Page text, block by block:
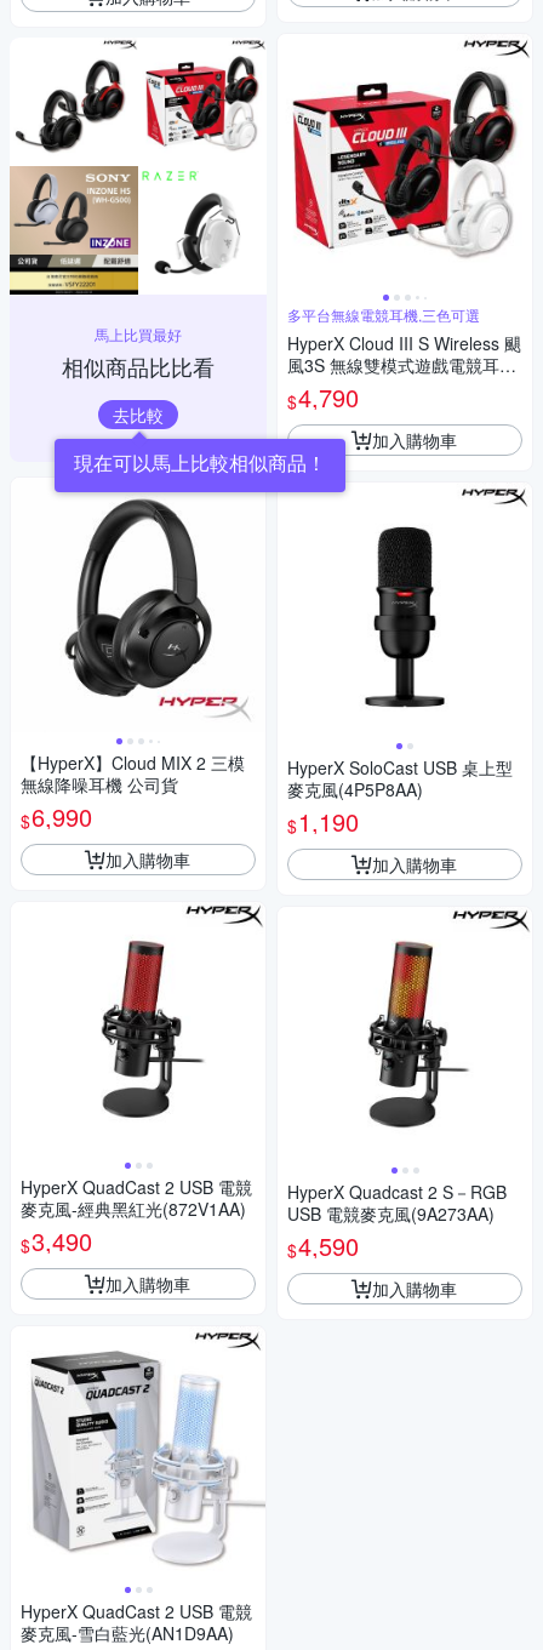
馬上比買最好
相似商品比比看
去比較
現在可以馬上比較相似商品！
【HyperX】Cloud MIX 2 三模
無線降噪耳機 公司貨
$6,990
加入購物車
HyperX QuadCast 2 USB 電競
麥克風-經典黑紅光(872V1AA)
$3,490
加入購物車
HyperX QuadCast 2 USB 電競
麥克風-雪白藍光(AN1D9AA)
多平台無線電競耳機,三色可選
HyperX Cloud III S Wireless 颶
風3S 無線雙模式遊戲電競耳機
(黑/黑紅/白)(加碼送文創墨水貓
小滑鼠墊)
$4,790
加入購物車
HyperX SoloCast USB 桌上型
麥克風(4P5P8AA)
$1,190
加入購物車
HyperX Quadcast 2 S－RGB
USB 電競麥克風(9A273AA)
$4,590
加入購物車